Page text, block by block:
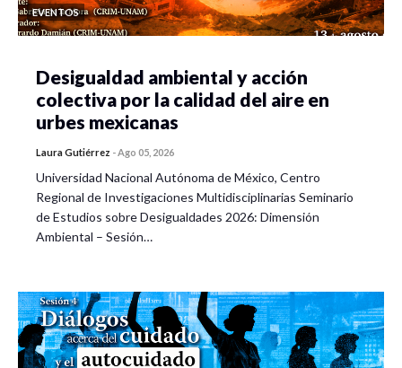
EVENTOS
Desigualdad ambiental y acción
colectiva por la calidad del aire en
urbes mexicanas
Laura Gutiérrez -Ago 05, 2026
Universidad Nacional Autónoma de México, Centro
Regional de Investigaciones Multidisciplinarias Seminario
de Estudios sobre Desigualdades 2026: Dimensión
Ambiental – Sesión…